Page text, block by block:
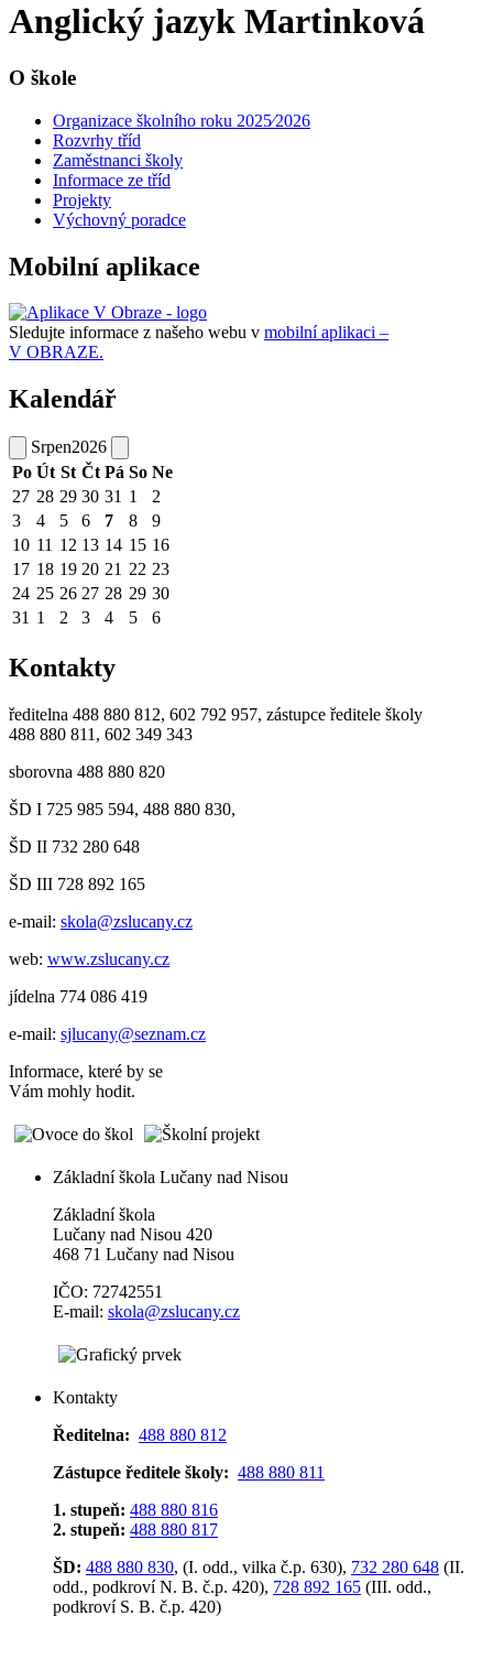
Anglický jazyk Martinková
O škole
Organizace školního roku 2025⁄2026
Rozvrhy tříd
Zaměstnanci školy
Informace ze tříd
Projekty
Výchovný poradce
Mobilní aplikace
Sledujte informace z našeho webu v mobilní aplikaci –
V OBRAZE.
Kalendář
Srpen2026
Po Út St Čt Pá So Ne
27 28 29 30 31 1
2
3
4 5 6 7 8
9
10 11 12 13 14 15 16
17 18 19 20 21 22 23
24 25 26 27 28 29 30
31 1 2 3 4 5 6
Kontakty
ředitelna 488 880 812, 602 792 957, zástupce ředitele školy
488 880 811, 602 349 343
sborovna 488 880 820
ŠD I 725 985 594, 488 880 830,
ŠD II 732 280 648
ŠD III 728 892 165
e-mail: skola@zslucany.cz
web: www.zslucany.cz
jídelna 774 086 419
e-mail: sjlucany@seznam.cz
Informace, které by se
Vám mohly hodit.
Základní škola Lučany nad Nisou
Základní škola
Lučany nad Nisou 420
468 71 Lučany nad Nisou
IČO: 72742551
E-mail: skola@zslucany.cz
Kontakty
Ředitelna: 488 880 812
Zástupce ředitele školy: 488 880 811
1. stupeň: 488 880 816
2. stupeň: 488 880 817
ŠD: 488 880 830, (I. odd., vilka č.p. 630), 732 280 648 (II.
odd., podkroví N. B. č.p. 420), 728 892 165 (III. odd.,
podkroví S. B. č.p. 420)